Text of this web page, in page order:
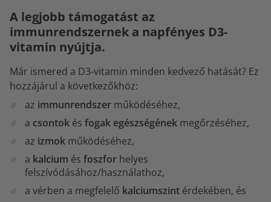
A legjobb támogatást az
immunrendszernek a napfényes D3-
vitamin nyújtja.
Már ismered a D3-vitamin minden kedvező hatását? Ez
hozzájárul a következőkhöz:
az immunrendszer működéséhez,
a csontok és fogak egészségének megőrzéséhez,
az izmok működéséhez,
a kalcium és foszfor helyes
felszívódásához/használathoz,
a vérben a megfelelő kalciumszint érdekében, és